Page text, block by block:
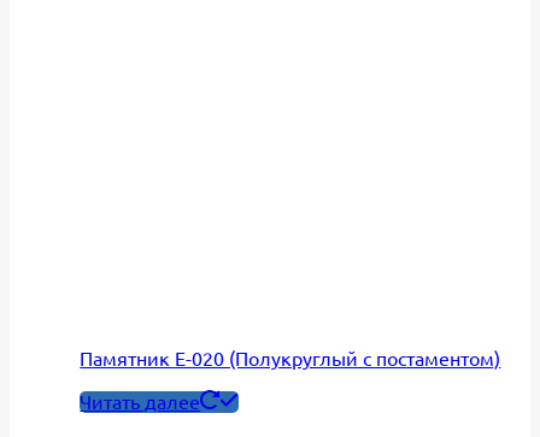
Памятник Е-020 (Полукруглый с постаментом)
Читать далее